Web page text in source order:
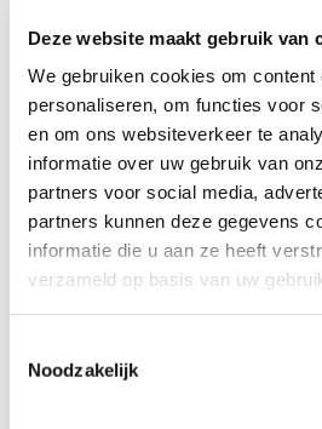
Deze website maakt gebruik van
We gebruiken cookies om content
personaliseren, om functies voor
en om ons websiteverkeer te
informatie over uw gebruik van
partners voor social media,
partners kunnen deze gegevens
informatie die u aan ze heeft
verzameld op basis van uw
Noodzakelijk
Voor mij als vader en
dat een leven van zorgen.
gezondheid, hun
voelde het alsof alles
onderzoeken,
Maar één ding stond altijd
Koen en Tom konden
Niet kijken naar wat niet
wél mogelijk was.
En dus maakten we